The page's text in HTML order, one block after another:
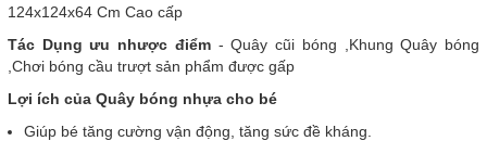
124x124x64 Cm Cao cấp
Tác Dụng ưu nhược điểm- Quây cũi bóng ,Khung Quây bóng
,Chơi bóng cầu trượt sản phẩm được gấp
Lợi ích của Quây bóng nhựa cho bé
Giúp bé tăng cường vận động, tăng sức đề kháng.